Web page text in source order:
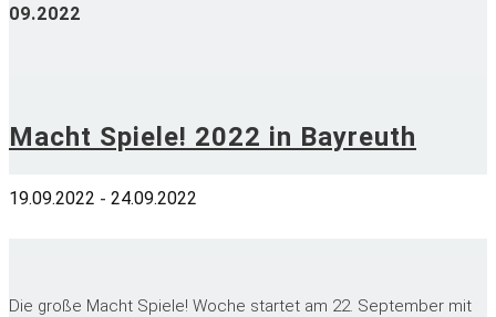
09.2022
Macht Spiele! 2022 in Bayreuth
19.09.2022 - 24.09.2022
Die große Macht Spiele! Woche startet am 22. September mit